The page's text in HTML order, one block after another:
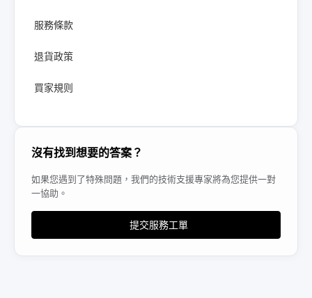
服務條款
退貨政策
買家規则
沒有找到想要的答案？
如果您遇到了特殊問題，我們的技術支援專家將為您提供一對
一協助。
提交服務工單